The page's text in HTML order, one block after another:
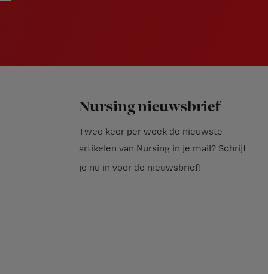
Nursing nieuwsbrief
Twee keer per week de nieuwste
artikelen van Nursing in je mail? Schrijf
je nu in voor de nieuwsbrief!